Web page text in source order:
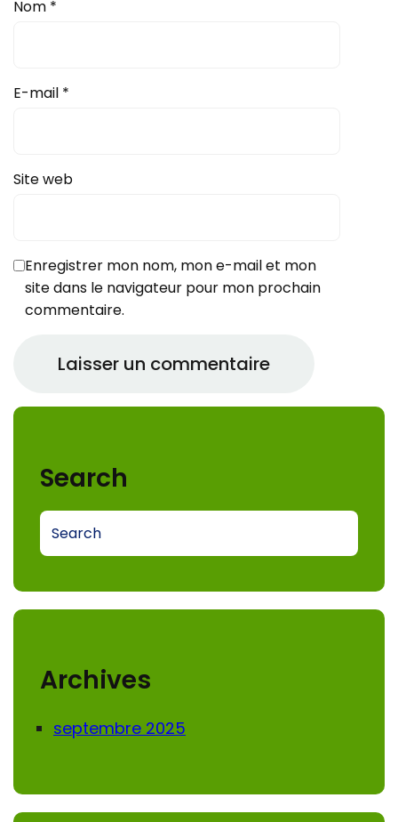
Nom *
E-mail *
Site web
Enregistrer mon nom, mon e-mail et mon
site dans le navigateur pour mon prochain
commentaire.
Search
S
r
c
Archives
septembre 2025